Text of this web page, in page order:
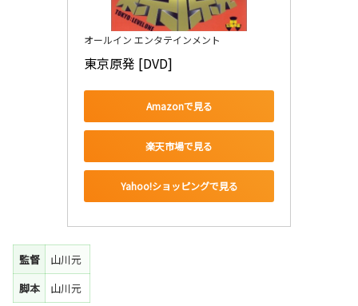
オールイン エンタテインメント
東京原発 [DVD]
Amazonで見る
楽天市場で見る
Yahoo!ショッピングで見る
監督
山川元
脚本
山川元